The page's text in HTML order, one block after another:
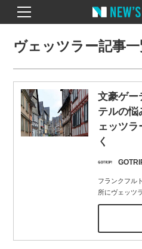
ヴェッツラー記事
文豪ゲー
テルの悩
ェッツラ
く
フランクフル
所にヴェッツ